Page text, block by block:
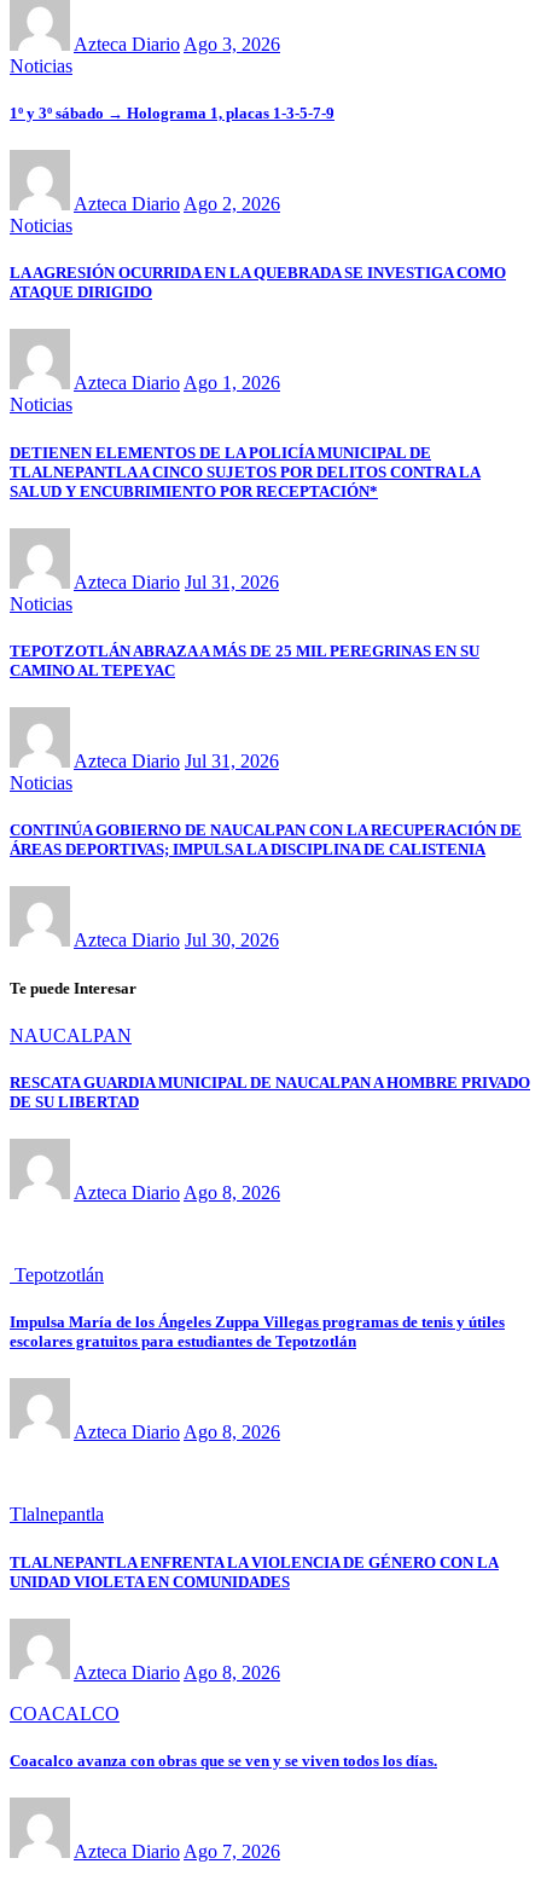
Azteca Diario Ago 3, 2026
Noticias
1º y 3º sábado → Holograma 1, placas 1-3-5-7-9
Azteca Diario Ago 2, 2026
Noticias
LA AGRESIÓN OCURRIDA EN LA QUEBRADA SE INVESTIGA COMO
ATAQUE DIRIGIDO
Azteca Diario Ago 1, 2026
Noticias
DETIENEN ELEMENTOS DE LA POLICÍA MUNICIPAL DE
TLALNEPANTLA A CINCO SUJETOS POR DELITOS CONTRA LA
SALUD Y ENCUBRIMIENTO POR RECEPTACIÓN*
Azteca Diario Jul 31, 2026
Noticias
TEPOTZOTLÁN ABRAZA A MÁS DE 25 MIL PEREGRINAS EN SU
CAMINO AL TEPEYAC
Azteca Diario Jul 31, 2026
Noticias
CONTINÚA GOBIERNO DE NAUCALPAN CON LA RECUPERACIÓN DE
ÁREAS DEPORTIVAS; IMPULSA LA DISCIPLINA DE CALISTENIA
Azteca Diario Jul 30, 2026
Te puede Interesar
NAUCALPAN
RESCATA GUARDIA MUNICIPAL DE NAUCALPAN A HOMBRE PRIVADO
DE SU LIBERTAD
Azteca Diario Ago 8, 2026
Tepotzotlán
Impulsa María de los Ángeles Zuppa Villegas programas de tenis y útiles
escolares gratuitos para estudiantes de Tepotzotlán
Azteca DiarioAgo 8, 2026
Tlalnepantla
TLALNEPANTLA ENFRENTA LA VIOLENCIA DE GÉNERO CON LA
UNIDAD VIOLETA EN COMUNIDADES
Azteca Diario Ago 8, 2026
COACALCO
Coacalco avanza con obras que se ven y se viven todos los días.
Azteca Diario Ago 7, 2026